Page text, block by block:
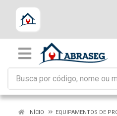
INÍCIO
EQUIPAMENTOS DE